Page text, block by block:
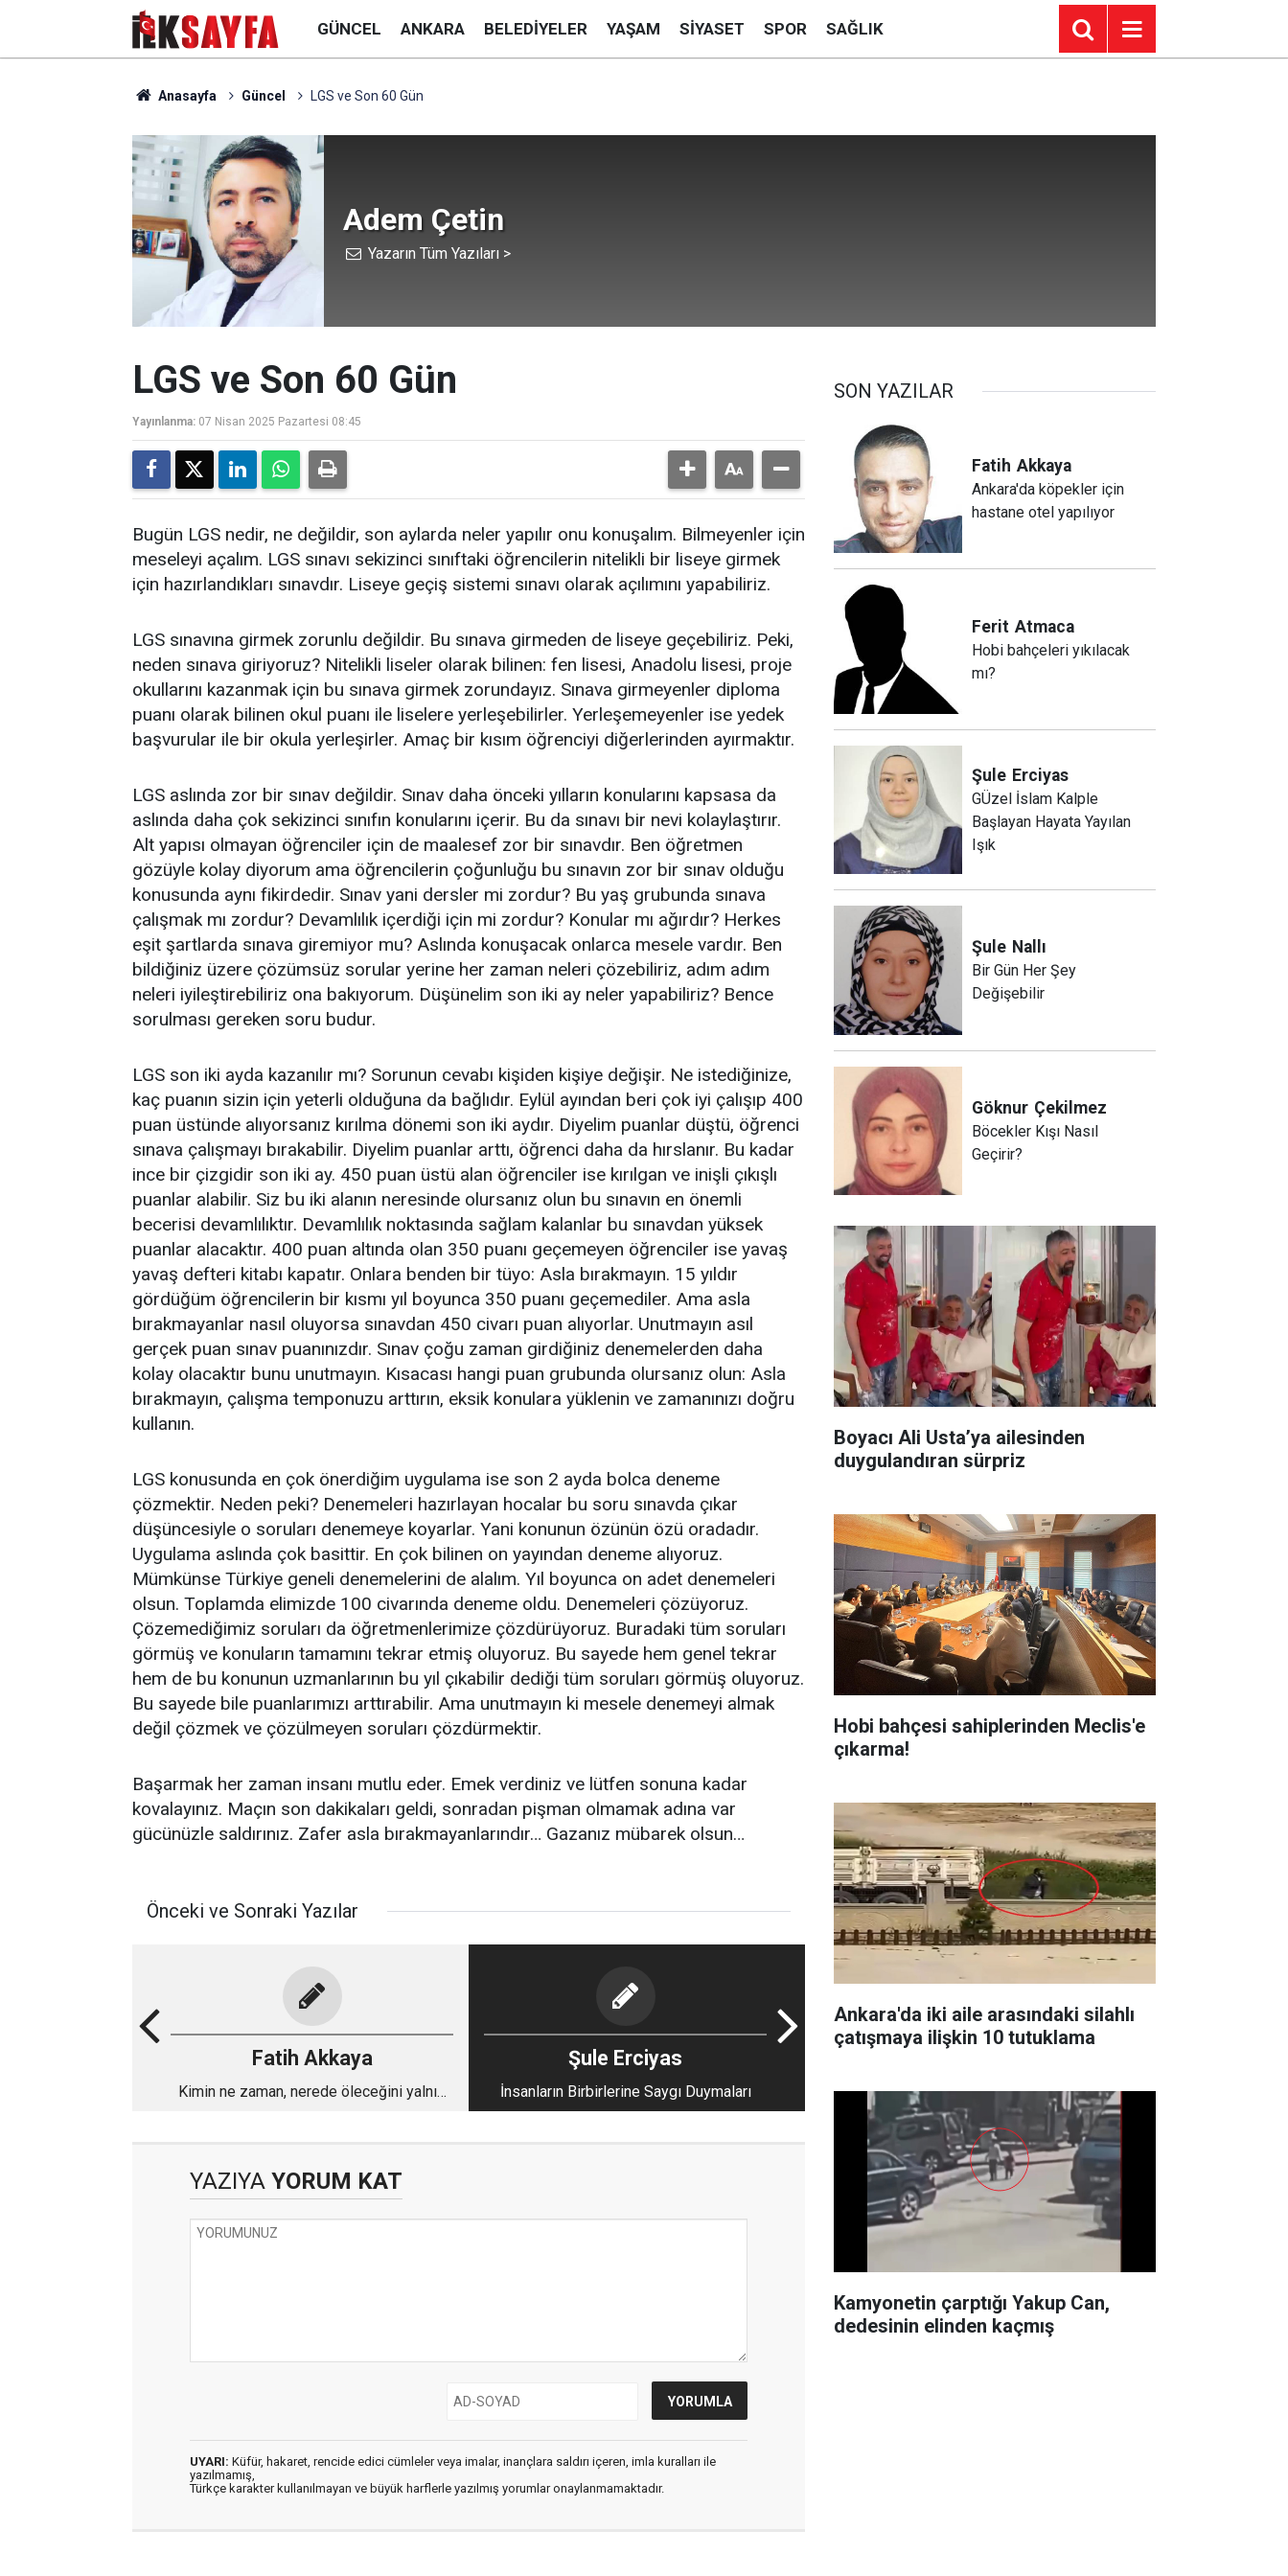
GÜNCEL ANKARA BELEDIYELER YAŞAM SIYASET SPOR SAĞLIK
Anasayfa Güncel LGS ve Son 60 Gün
Adem Çetin
Yazarın Tüm Yazıları >
LGS ve Son 60 Gün
Yayınlanma: 07 Nisan 2025 Pazartesi 08:45
Bugün LGS nedir, ne değildir, son aylarda neler yapılır onu konuşalım. Bilmeyenler için
meseleyi açalım. LGS sınavı sekizinci sınıftaki öğrencilerin nitelikli bir liseye girmek
için hazırlandıkları sınavdır. Liseye geçiş sistemi sınavı olarak açılımını yapabiliriz.
LGS sınavına girmek zorunlu değildir. Bu sınava girmeden de liseye geçebiliriz. Peki,
neden sınava giriyoruz? Nitelikli liseler olarak bilinen: fen lisesi, Anadolu lisesi, proje
okullarını kazanmak için bu sınava girmek zorundayız. Sınava girmeyenler diploma
puanı olarak bilinen okul puanı ile liselere yerleşebilirler. Yerleşemeyenler ise yedek
başvurular ile bir okula yerleşirler. Amaç bir kısım öğrenciyi diğerlerinden ayırmaktır.
LGS aslında zor bir sınav değildir. Sınav daha önceki yılların konularını kapsasa da
aslında daha çok sekizinci sınıfın konularını içerir. Bu da sınavı bir nevi kolaylaştırır.
Alt yapısı olmayan öğrenciler için de maalesef zor bir sınavdır. Ben öğretmen
gözüyle kolay diyorum ama öğrencilerin çoğunluğu bu sınavın zor bir sınav olduğu
konusunda aynı fikirdedir. Sınav yani dersler mi zordur? Bu yaş grubunda sınava
çalışmak mı zordur? Devamlılık içerdiği için mi zordur? Konular mı ağırdır? Herkes
eşit şartlarda sınava giremiyor mu? Aslında konuşacak onlarca mesele vardır. Ben
bildiğiniz üzere çözümsüz sorular yerine her zaman neleri çözebiliriz, adım adım
neleri iyileştirebiliriz ona bakıyorum. Düşünelim son iki ay neler yapabiliriz? Bence
sorulması gereken soru budur.
LGS son iki ayda kazanılır mı? Sorunun cevabı kişiden kişiye değişir. Ne istediğinize,
kaç puanın sizin için yeterli olduğuna da bağlıdır. Eylül ayından beri çok iyi çalışıp 400
puan üstünde alıyorsanız kırılma dönemi son iki aydır. Diyelim puanlar düştü, öğrenci
sınava çalışmayı bırakabilir. Diyelim puanlar arttı, öğrenci daha da hırslanır. Bu kadar
ince bir çizgidir son iki ay. 450 puan üstü alan öğrenciler ise kırılgan ve inişli çıkışlı
puanlar alabilir. Siz bu iki alanın neresinde olursanız olun bu sınavın en önemli
becerisi devamlılıktır. Devamlılık noktasında sağlam kalanlar bu sınavdan yüksek
puanlar alacaktır. 400 puan altında olan 350 puanı geçemeyen öğrenciler ise yavaş
yavaş defteri kitabı kapatır. Onlara benden bir tüyo: Asla bırakmayın. 15 yıldır
gördüğüm öğrencilerin bir kısmı yıl boyunca 350 puanı geçemediler. Ama asla
bırakmayanlar nasıl oluyorsa sınavdan 450 civarı puan alıyorlar. Unutmayın asıl
gerçek puan sınav puanınızdır. Sınav çoğu zaman girdiğiniz denemelerden daha
kolay olacaktır bunu unutmayın. Kısacası hangi puan grubunda olursanız olun: Asla
bırakmayın, çalışma temponuzu arttırın, eksik konulara yüklenin ve zamanınızı doğru
kullanın.
LGS konusunda en çok önerdiğim uygulama ise son 2 ayda bolca deneme
çözmektir. Neden peki? Denemeleri hazırlayan hocalar bu soru sınavda çıkar
düşüncesiyle o soruları denemeye koyarlar. Yani konunun özünün özü oradadır.
Uygulama aslında çok basittir. En çok bilinen on yayından deneme alıyoruz.
Mümkünse Türkiye geneli denemelerini de alalım. Yıl boyunca on adet denemeleri
olsun. Toplamda elimizde 100 civarında deneme oldu. Denemeleri çözüyoruz.
Çözemediğimiz soruları da öğretmenlerimize çözdürüyoruz. Buradaki tüm soruları
görmüş ve konuların tamamını tekrar etmiş oluyoruz. Bu sayede hem genel tekrar
hem de bu konunun uzmanlarının bu yıl çıkabilir dediği tüm soruları görmüş oluyoruz.
Bu sayede bile puanlarımızı arttırabilir. Ama unutmayın ki mesele denemeyi almak
değil çözmek ve çözülmeyen soruları çözdürmektir.
Başarmak her zaman insanı mutlu eder. Emek verdiniz ve lütfen sonuna kadar
kovalayınız. Maçın son dakikaları geldi, sonradan pişman olmamak adına var
gücünüzle saldırınız. Zafer asla bırakmayanlarındır… Gazanız mübarek olsun…
Önceki ve Sonraki Yazılar
Fatih Akkaya
Kimin ne zaman, nerede öleceğini yalnız
Şule Erciyas
İnsanların Birbirlerine Saygı Duymaları
YAZIYA YORUM KAT
UYARI: Küfür, hakaret, rencide edici cümleler veya imalar, inançlara saldırı içeren, imla kuralları ile
yazılmamış,
Türkçe karakter kullanılmayan ve büyük harflerle yazılmış yorumlar onaylanmamaktadır.
SON YAZILAR
Fatih Akkaya
Ankara'da köpekler için
hastane otel yapılıyor
Ferit Atmaca
Hobi bahçeleri yıkılacak
mı?
Şule Erciyas
GÜzel İslam Kalple
Başlayan Hayata Yayılan
Işık
Şule Nallı
Bir Gün Her Şey
Değişebilir
Göknur Çekilmez
Böcekler Kışı Nasıl
Geçirir?
Boyacı Ali Usta’ya ailesinden
duygulandıran sürpriz
Hobi bahçesi sahiplerinden Meclis'e
çıkarma!
Ankara'da iki aile arasındaki silahlı
çatışmaya ilişkin 10 tutuklama
Kamyonetin çarptığı Yakup Can,
dedesinin elinden kaçmış